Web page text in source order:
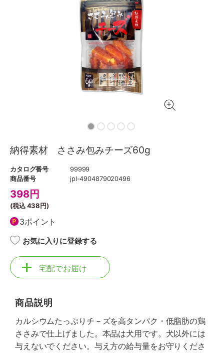
納得素材 ささみ包みチーズ60g
カタログ番号
99999
商品番号
jpl-4904879020496
398円
(税込438円)
3ポイント
お気に入りに登録する
宅配でお届け
商品説明
カルシウムたっぷりチ－ズを高タンパク・低脂肪の鶏
ささみで仕上げました。本品は犬用です。犬以外には
与えないでください。与え方の給与量をお守りくださ